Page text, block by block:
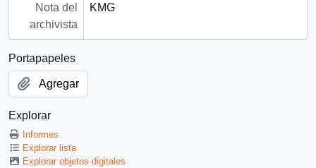
Nota del
archivista
KMG
Portapapeles
Agregar
Explorar
Informes
Explorar lista
Explorar objetos digitales